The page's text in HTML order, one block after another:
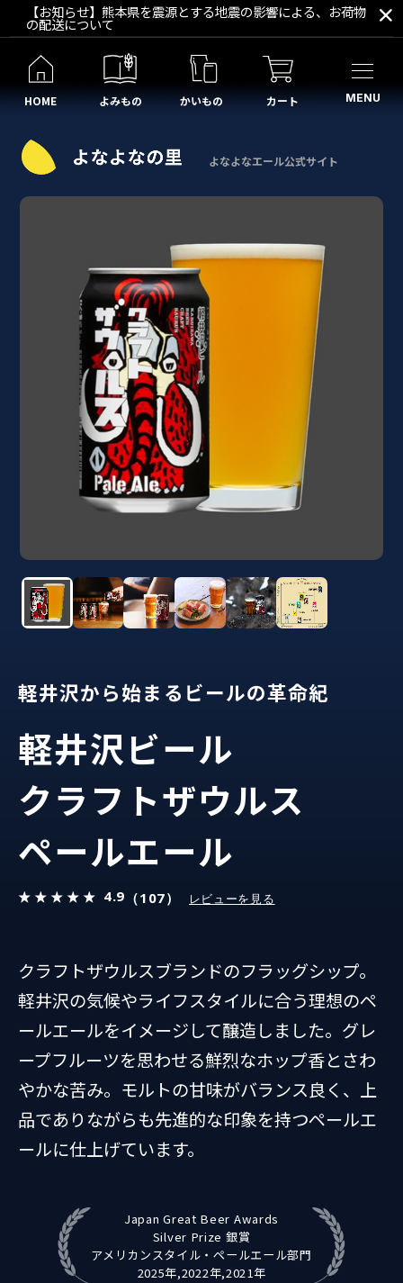
【お知らせ】熊本県を震源とする地震の影響による、お荷物
の配送について
HOME よみもの かいもの カート MENU
よなよなエール公式サイト
軽井沢から始まるビールの革命紀
軽井沢ビール
クラフトザウルス
ペールエール
4.9 （107） レビューを見る
クラフトザウルスブランドのフラッグシップ。
軽井沢の気候やライフスタイルに合う理想のペ
ールエールをイメージして醸造しました。グレ
ープフルーツを思わせる鮮烈なホップ香とさわ
やかな苦み。モルトの甘味がバランス良く、上
品でありながらも先進的な印象を持つペールエ
ールに仕上げています。
Japan Great Beer Awards
Silver Prize 銀賞
アメリカンスタイル・ペールエール部門
2025年,2022年,2021年